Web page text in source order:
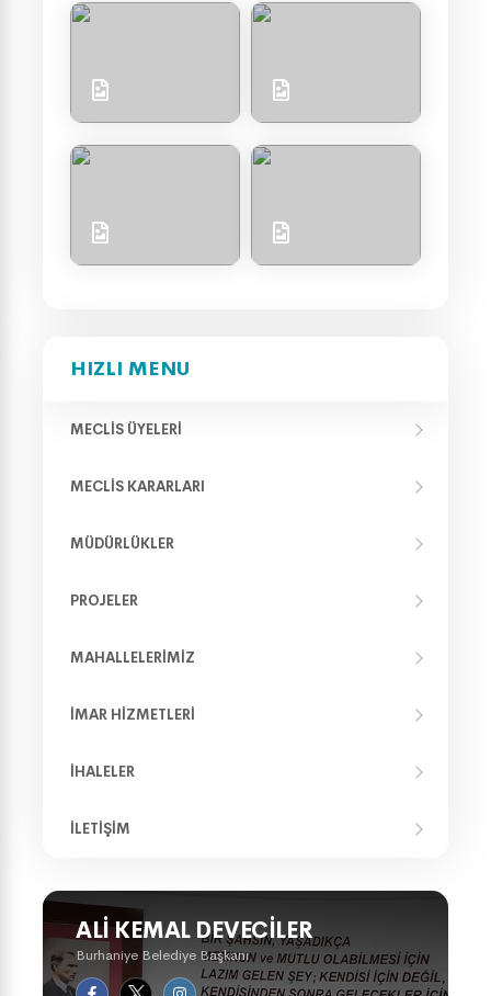
HIZLI MENU
MECLIS ÜYELERI
MECLIS KARARLARI
MÜDÜRLÜKLER
PROJELER
MAHALLELERIMIZ
İMAR HIZMETLERI
İHALELER
İLETIŞIM
ALI KEMAL DEVECILER
Burhaniye Belediye Başkanı